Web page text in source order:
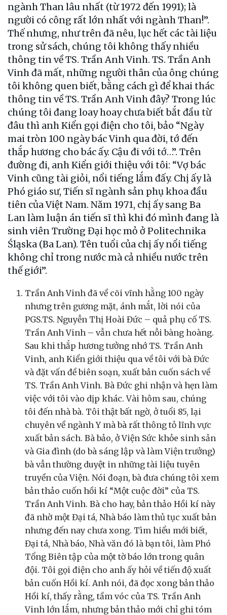
ngành Than lâu nhất (từ 1972 đến 1991); là
người có công rất lớn nhất với ngành Than!”.
Thế nhưng, như trên đã nêu, lục hết các tài liệu
trong sử sách, chúng tôi không thấy nhiều
thông tin về TS. Trần Anh Vinh. TS. Trần Anh
Vinh đã mất, những người thân của ông chúng
tôi không quen biết, bằng cách gì để khai thác
thông tin về TS. Trần Anh Vinh đây? Trong lúc
chúng tôi đang loay hoay chưa biết bắt đầu từ
đâu thì anh Kiển gọi điện cho tôi, bảo “Ngày
mai tròn 100 ngày bác Vinh qua đời, tớ đến
thắp hương cho bác ấy. Cậu đi với tớ…”. Trên
đường đi, anh Kiển giới thiệu với tôi: “Vợ bác
Vinh cũng tài giỏi, nổi tiếng lắm đấy. Chị ấy là
Phó giáo sư, Tiến sĩ ngành sản phụ khoa đầu
tiên của Việt Nam. Năm 1971, chị ấy sang Ba
Lan làm luận án tiến sĩ thì khi đó mình đang là
sinh viên Trường Đại học mỏ ở Politechnika
Śląska (Ba Lan). Tên tuổi của chị ấy nổi tiếng
không chỉ trong nước mà cả nhiều nước trên
thế giới”.
Trần Anh Vinh đã về cõi vĩnh hằng 100 ngày
nhưng trên gương mặt, ánh mắt, lời nói của
PGS.TS. Nguyễn Thị Hoài Đức – quả phụ cố TS.
Trần Anh Vinh – vẫn chưa hết nỗi bàng hoàng.
Sau khi thắp hương tưởng nhớ TS. Trần Anh
Vinh, anh Kiển giới thiệu qua về tôi với bà Đức
và đặt vấn đề biên soạn, xuất bản cuốn sách về
TS. Trần Anh Vinh. Bà Đức ghi nhận và hẹn làm
việc với tôi vào dịp khác. Vài hôm sau, chúng
tôi đến nhà bà. Tôi thật bất ngờ, ở tuổi 85, lại
chuyên về ngành Y mà bà rất thông tỏ lĩnh vực
xuất bản sách. Bà bảo, ở Viện Sức khỏe sinh sản
và Gia đình (do bà sáng lập và làm Viện trưởng)
bà vẫn thường duyệt in những tài liệu tuyên
truyền của Viện. Nói đoạn, bà đưa chúng tôi xem
bản thảo cuốn hồi kí “Một cuộc đời” của TS.
Trần Anh Vinh. Bà cho hay, bản thảo Hồi kí này
đã nhờ một Đại tá, Nhà báo làm thủ tục xuất bản
nhưng đến nay chưa xong. Tìm hiểu mới biết,
Đại tá, Nhà báo, Nhà văn đó là bạn tôi, làm Phó
Tổng Biên tập của một tờ báo lớn trong quân
đội. Tôi gọi điện cho anh ấy hỏi về tiến độ xuất
bản cuốn Hồi kí. Anh nói, đã đọc xong bản thảo
Hồi kí, thấy rằng, tầm vóc của TS. Trần Anh
Vinh lớn lắm, nhưng bản thảo mới chỉ ghi tóm